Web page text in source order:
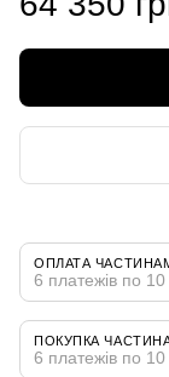
ОПЛАТА
6 платежів по
ПОКУПКА
6 платежів по